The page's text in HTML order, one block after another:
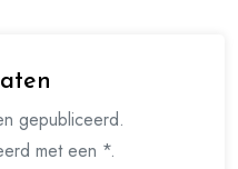
gepubliceerd.
met een *.